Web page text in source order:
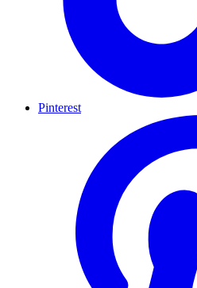
Pinterest